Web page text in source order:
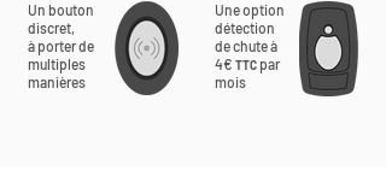
Un bouton
discret,
à porter de
multiples
manières
Une option
détection
de chute à
4€ TTC par
mois